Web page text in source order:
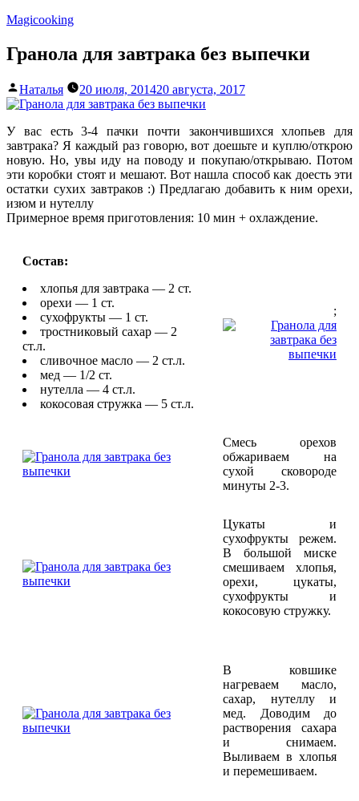
Перейти
содержимому
Magicooking
Гранола для завтрака без выпечки
Написано
автором
Наталья 20 июля, 201420 августа, 2017
У вас есть 3-4 пачки почти закончившихся хлопьев для
завтрака? Я каждый раз говорю, вот доешьте и куплю/открою
новую. Но, увы иду на поводу и покупаю/открываю. Потом
эти коробки стоят и мешают. Вот нашла способ как доесть эти
остатки сухих завтраков :) Предлагаю добавить к ним орехи,
изюм и нутеллу
Примерное время приготовления: 10 мин + охлаждение.
Состав:
хлопья для завтрака — 2 ст.
орехи — 1 ст.
сухофрукты — 1 ст.
тростниковый сахар — 2
ст.л.
сливочное масло — 2 ст.л.
мед — 1/2 ст.
нутелла — 4 ст.л.
кокосовая стружка — 5 ст.л.
;
Смесь орехов
обжариваем на
сухой сковороде
минуты 2-3.
Цукаты и
сухофрукты режем.
В большой миске
смешиваем хлопья,
орехи, цукаты,
сухофрукты и
кокосовую стружку.
В ковшике
нагреваем масло,
сахар, нутеллу и
мед. Доводим до
растворения сахара
и снимаем.
Выливаем в хлопья
и перемешиваем.